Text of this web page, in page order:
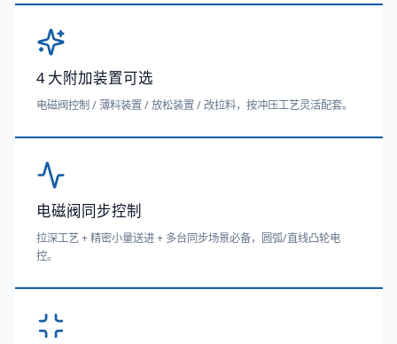
4 大附加装置可选
电磁阀控制 / 薄料装置 / 放松装置 / 改拉料，按冲压工艺灵活配套。
电磁阀同步控制
拉深工艺 + 精密小量送进 + 多台同步场景必备，圆弧/直线凸轮电
控。